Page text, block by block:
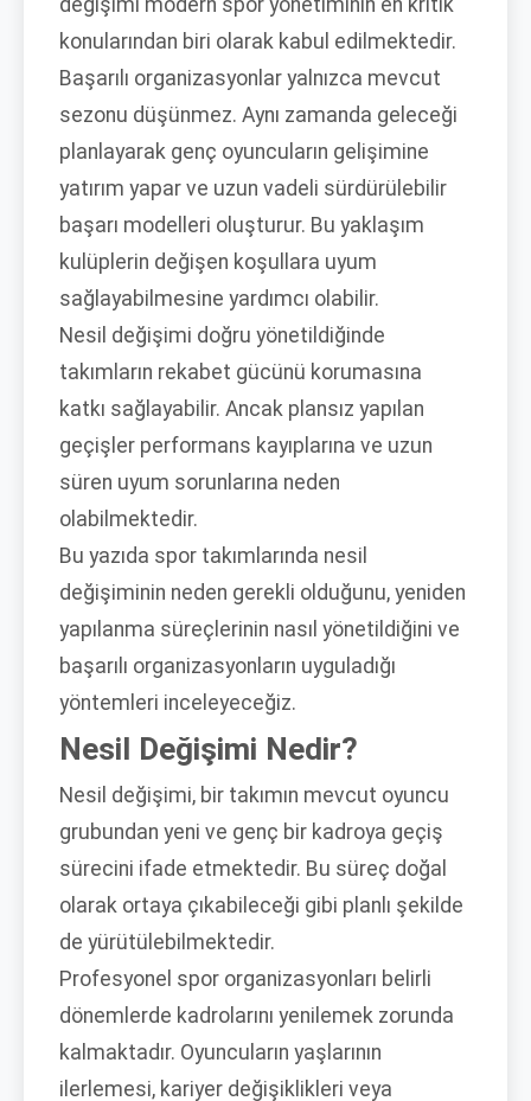
değişimi modern spor yönetiminin en kritik
konularından biri olarak kabul edilmektedir.
Başarılı organizasyonlar yalnızca mevcut
sezonu düşünmez. Aynı zamanda geleceği
planlayarak genç oyuncuların gelişimine
yatırım yapar ve uzun vadeli sürdürülebilir
başarı modelleri oluşturur. Bu yaklaşım
kulüplerin değişen koşullara uyum
sağlayabilmesine yardımcı olabilir.
Nesil değişimi doğru yönetildiğinde
takımların rekabet gücünü korumasına
katkı sağlayabilir. Ancak plansız yapılan
geçişler performans kayıplarına ve uzun
süren uyum sorunlarına neden
olabilmektedir.
Bu yazıda spor takımlarında nesil
değişiminin neden gerekli olduğunu, yeniden
yapılanma süreçlerinin nasıl yönetildiğini ve
başarılı organizasyonların uyguladığı
yöntemleri inceleyeceğiz.
Nesil Değişimi Nedir?
Nesil değişimi, bir takımın mevcut oyuncu
grubundan yeni ve genç bir kadroya geçiş
sürecini ifade etmektedir. Bu süreç doğal
olarak ortaya çıkabileceği gibi planlı şekilde
de yürütülebilmektedir.
Profesyonel spor organizasyonları belirli
dönemlerde kadrolarını yenilemek zorunda
kalmaktadır. Oyuncuların yaşlarının
ilerlemesi, kariyer değişiklikleri veya